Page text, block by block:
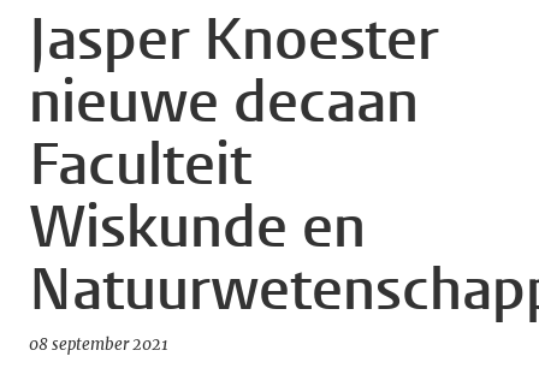
Jasper Knoester
nieuwe decaan
Faculteit
Wiskunde en
08 september 2021